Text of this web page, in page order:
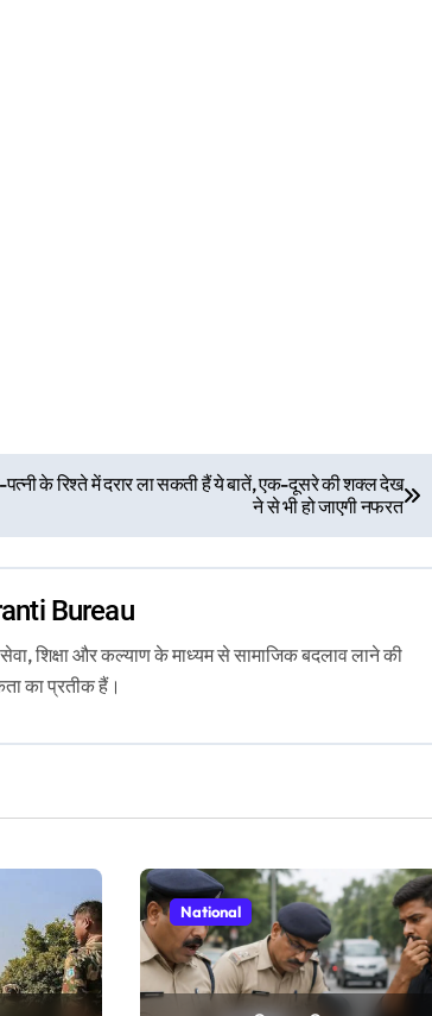
पत्नी के रिश्ते में दरार ला सकती हैं ये बातें, एक-दूसरे की शक्ल देख
ने से भी हो जाएगी नफरत
Bureau
सेवा, शिक्षा और कल्याण के माध्यम से सामाजिक बदलाव लाने की
का प्रतीक हैं।
National